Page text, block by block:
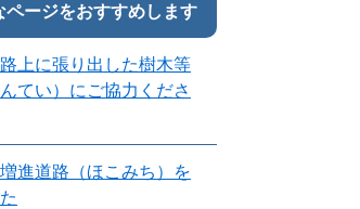
ページをおすすめします
上に張り出した樹木等
てい）にご協力くださ
進道路（ほこみち）を